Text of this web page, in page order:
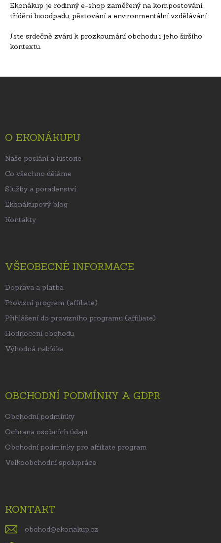
Ekonákup je rodinný e-shop zaměřený na kompostování,
třídění bioodpadu, pěstování a environmentální vzdělávání.
Jste srdečně zváni k prozkoumání obchodu i jeho širšího
kontextu.
O EKONÁKUPU
Naše poslání a historie
Co všechno děláme
Služby a poradenství
Ekonákupový blog
Kontakty
VŠEOBECNÉ INFORMACE
Doprava a platba
Provizní program (affiliate)
Přihlášení do provizního programu (affiliate)
Hodnocení obchodu
Výhodná nabídka
OBCHODNÍ PODMÍNKY A GDPR
Obchodní podmínky
Ochrana osobních údajů
Obchodní podmínky pro affiliate program
Velkoobchodní spolupráce
KONTAKT
obchod@ekonakup.cz